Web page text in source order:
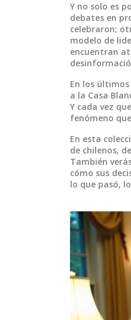
Y no solo es
debates en
celebraron;
modelo de
encuentran
En los
a la Casa
Y cada vez
fenómeno
En esta
de chilenos,
También
cómo sus
lo que pasó,